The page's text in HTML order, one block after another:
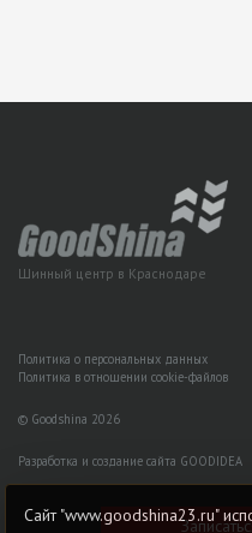
Шинный центр в Краснодаре
Политика о персональных данных
Политика в отношении cookie-файлов
© Goodshina 2026
Разработка и создание сайта GOODIDEA
Сайт "www.goodshina23.ru"